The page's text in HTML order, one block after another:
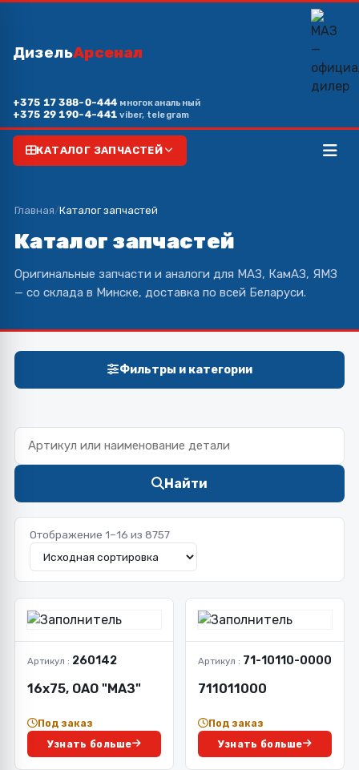
ДизельАрсенал
+375 17 388-0-444 многоканальный
+375 29 190-4-441viber, telegram
КАТАЛОГ ЗАПЧАСТЕЙ
Главная/Каталог запчастей
Каталог запчастей
Оригинальные запчасти и аналоги для МАЗ, КамАЗ, ЯМЗ
— со склада в Минске, доставка по всей Беларуси.
Фильтры и категории
Найти
Отображение 1–16 из 8757
Артикул : 260142
16х75, ОАО "МАЗ"
Под заказ
Узнать больше
Артикул : 71-10110-0000
711011000
Под заказ
Узнать больше